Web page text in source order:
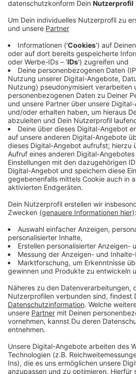
Sanierung geplant.Zur
Anzeige
10:34 Uhr - Rheine:
Steinfurt
Der Arbeitsmarkt im Kreis
Im Januar waren 10.619
waren 700 mehr als im Dezember.
Rheine begündet das mit
Jahreswechsel laufen viele
Die Arbeitslosenquote liegt bei
liegt die Quote auf dem Niveau
Anzeige
09:41 Uhr - Osnabrück: Fake-
Polizisten vor Gericht
Am Landgericht Osnabrück startet
falsche Polizisten. Drei Männern
vergangenen Jahr als Teil einer
Deutschland ältere Menschen
Staatsanwaltschaft wirft ihnen vor,
ihre Opfer angerufen zu haben
Polizisten ausgegeben zu haben.
Leute dazu gebracht, ihnen Bargeld
Wertgegenstände zu geben. So
mehr als 65.000 Euro bekommen.
unter anderem in Nordhorn und